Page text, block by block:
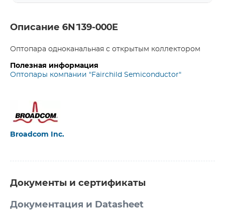
Описание 6N139-000E
Оптопара одноканальная с открытым коллектором
Полезная информация
Оптопары компании "Fairchild Semiconductor"
Broadcom Inc.
Документы и сертификаты
Документация и Datasheet